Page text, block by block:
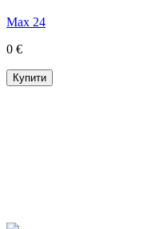
Max 24
0 €
Купити